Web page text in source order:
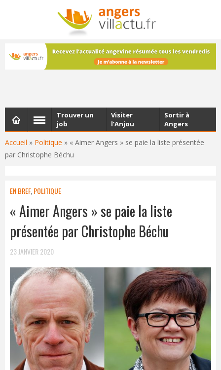
NEWSLETTER
Les dernières actualités d'Angers, chaque vendredi dans
votre boîte e-mail
Accueil » Politique » « Aimer Angers » se paie la liste présentée
par Christophe Béchu
Trouver un
job
Visiter
l’Anjou
Sortir à
Angers
EN BREF, POLITIQUE
« Aimer Angers » se paie la liste
présentée par Christophe Béchu
23 JANVIER 2020